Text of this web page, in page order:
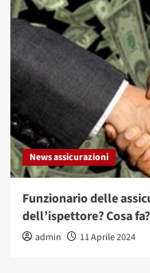
News assicurazioni
Funzionario delle
dell’ispettore? Cosa fa?
admin 11 Aprile 2024